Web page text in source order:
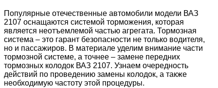
Популярные отечественные автомобили модели ВАЗ
2107 оснащаются системой торможения, которая
является неотъемлемой частью агрегата. Тормозная
система – это гарант безопасности не только водителя,
но и пассажиров. В материале уделим внимание части
тормозной системе, а точнее – замене передних
тормозных колодок ВАЗ 2107. Узнаем очередность
действий по проведению замены колодок, а также
необходимую частоту этой процедуры.